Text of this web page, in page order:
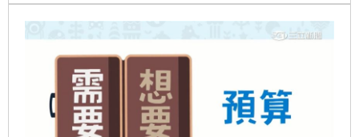
向，推出「銀髮電競推廣課程」及「原住民族AI創作課
程」，讓電競從競技走入生活，展現遊戲結合健康、文
化與科技的多元可能。